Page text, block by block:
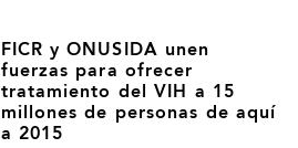
FICR y ONUSIDA unen
fuerzas para ofrecer
tratamiento del VIH a 15
millones de personas de aquí
a 2015